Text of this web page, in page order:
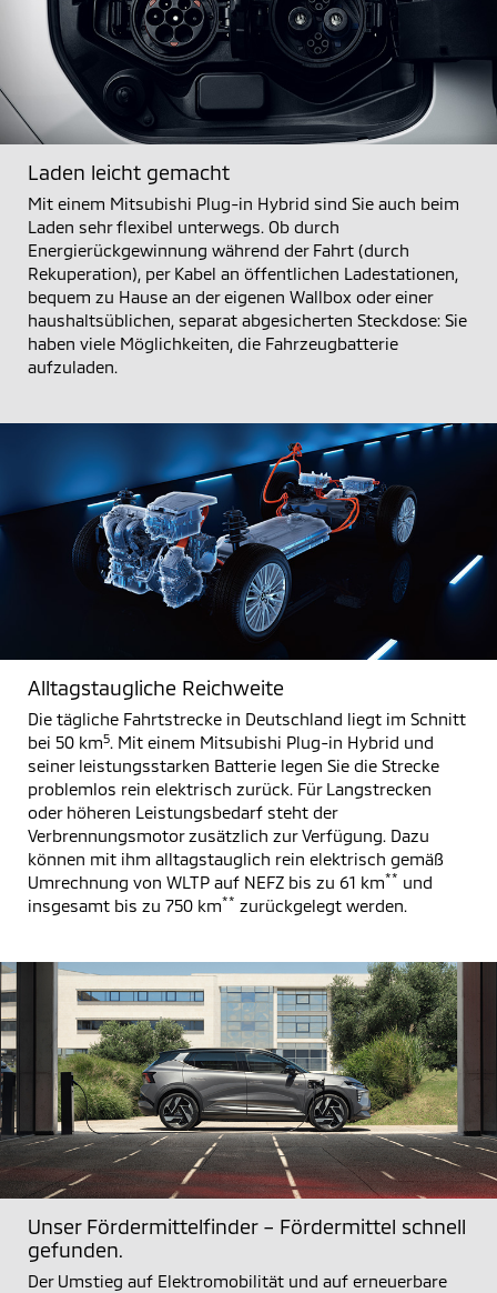
Laden leicht gemacht
Mit einem Mitsubishi Plug-in Hybrid sind Sie auch beim
Laden sehr flexibel unterwegs. Ob durch
Energierückgewinnung während der Fahrt (durch
Rekuperation), per Kabel an öffentlichen Ladestationen,
bequem zu Hause an der eigenen Wallbox oder einer
haushaltsüblichen, separat abgesicherten Steckdose: Sie
haben viele Möglichkeiten, die Fahrzeugbatterie
aufzuladen.
Alltagstaugliche Reichweite
Die tägliche Fahrtstrecke in Deutschland liegt im Schnitt
bei 50 km5. Mit einem Mitsubishi Plug-in Hybrid und
seiner leistungsstarken Batterie legen Sie die Strecke
problemlos rein elektrisch zurück. Für Langstrecken
oder höheren Leistungsbedarf steht der
Verbrennungsmotor zusätzlich zur Verfügung. Dazu
können mit ihm alltagstauglich rein elektrisch gemäß
Umrechnung von WLTP auf NEFZ bis zu 61 km** und
insgesamt bis zu 750 km** zurückgelegt werden.
Unser Fördermittelfinder – Fördermittel schnell
gefunden.
Der Umstieg auf Elektromobilität und auf erneuerbare